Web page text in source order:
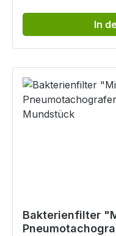
In
Bakterienfilter